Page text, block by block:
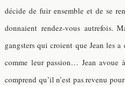
décide de fuir ensemble et de se
donnaient rendez-vous autrefois.
gangsters qui croient que Jean les
comme leur passion… Jean
comprend qu’il n’est pas revenu